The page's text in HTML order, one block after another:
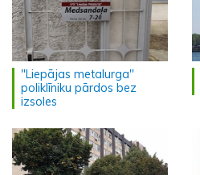
"Liepājas metalurga"
poliklīniku pārdos bez
izsoles